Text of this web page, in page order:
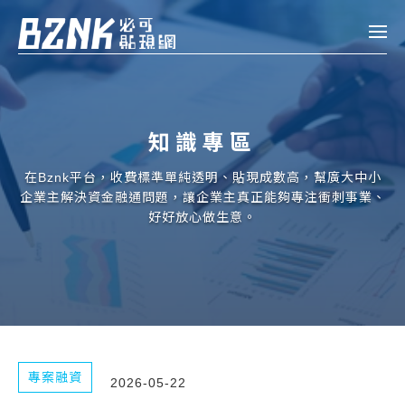
Bznk 必可貼現網
申貸
企業融資
房屋副擔保融資
註冊 登入
知識專區
在Bznk平台，收費標準單純透明、貼現成數高，幫廣大中小
企業主解決資金融通問題，讓企業主真正能夠專注衝刺事業、
好好放心做生意。
專案融資 2026-05-22